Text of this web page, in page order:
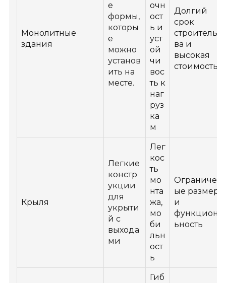
Монолитные
здания
е
формы,
которы
е
можно
установ
ить на
месте.
очн
ост
ь и
уст
ой
чи
вос
ть к
наг
руз
ка
м
Долгий
срок
строительст
ва и
высокая
стоимость
Крыля
Легкие
констр
укции
для
укрыти
й с
выхода
ми
Лег
кос
ть
мо
нта
жа,
мо
би
льн
ост
ь
ые размеры
и
ьность
Гиб